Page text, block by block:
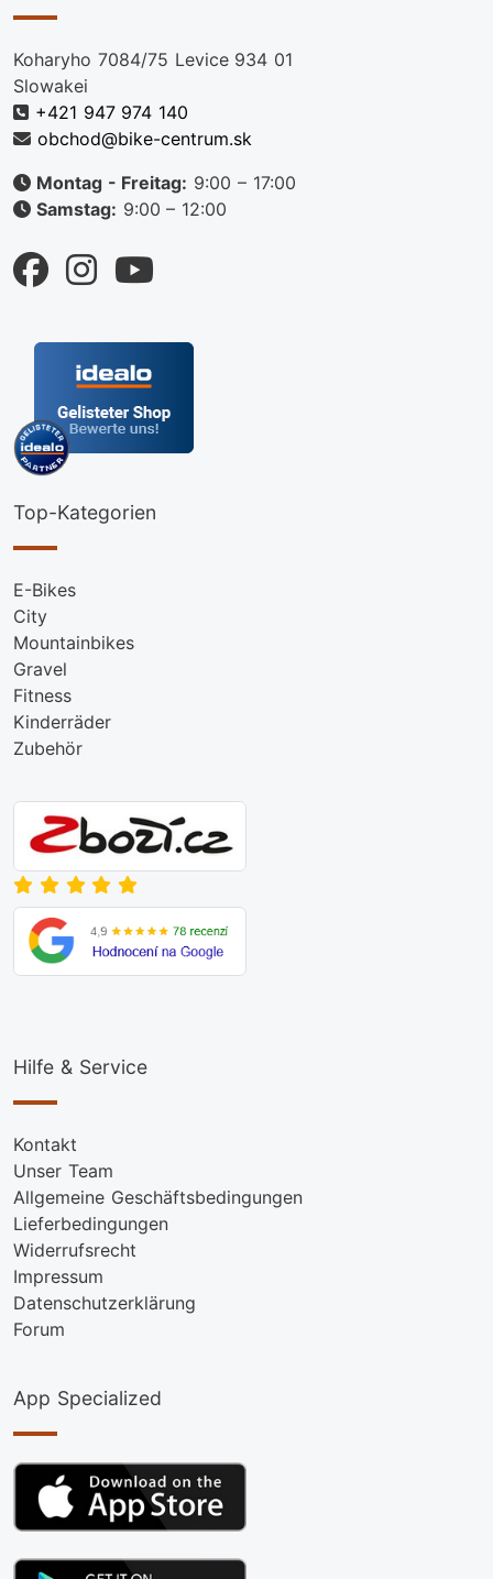
Koharyho 7084/75 Levice 934 01
Slowakei
+421 947 974 140
obchod@bike-centrum.sk
Montag - Freitag: 9:00 – 17:00
Samstag: 9:00 – 12:00
Top-Kategorien
E-Bikes
City
Mountainbikes
Gravel
Fitness
Kinderräder
Zubehör
Hilfe & Service
Kontakt
Unser Team
Allgemeine Geschäftsbedingungen
Lieferbedingungen
Widerrufsrecht
Impressum
Datenschutzerklärung
Forum
App Specialized